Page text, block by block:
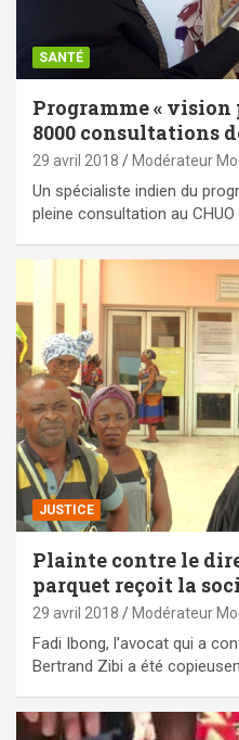
SANTÉ
Programme « vision
8000 consultations
29 avril 2018 Modérateur
Un spécialiste indien du
pleine consultation au
JUSTICE
Plainte contre le
parquet reçoit la
29 avril 2018 Modérateur
Fadi Ibong, l’avocat qui a
Bertrand Zibi a été